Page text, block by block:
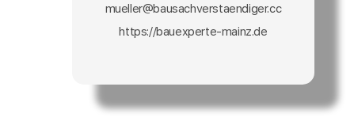
mueller@bausachverstaendiger.cc
https://bauexperte-mainz.de